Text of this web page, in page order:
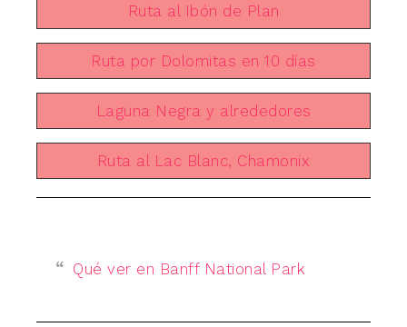
Ruta al Ibón de Plan
Ruta por Dolomitas en 10 días
Laguna Negra y alrededores
Ruta al Lac Blanc, Chamonix
Qué ver en Banff National Park